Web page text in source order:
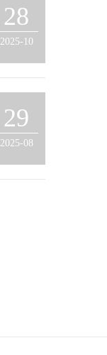
28
2025-10
29
2025-08